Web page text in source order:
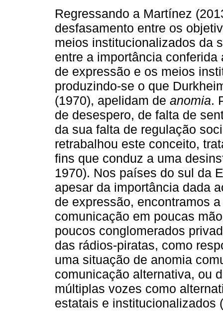
Regressando a Martínez
desfasamento entre os
meios institucionalizados da
entre a importância
de expressão e os meios
produzindo-se o que
(1970), apelidam de anomia.
de desespero, de falta de
da sua falta de regulação
retrabalhou este conceito,
fins que conduz a uma
1970). Nos países do sul da
apesar da importância dada
de expressão, encontramos
comunicação em poucas
poucos conglomerados
das rádios-piratas, como
uma situação de anomia
comunicação alternativa, ou
múltiplas vozes como
estatais e institucionalizados